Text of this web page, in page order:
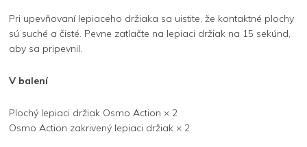
Pri upevňovaní lepiaceho držiaka sa uistite, že kontaktné plochy
sú suché a čisté. Pevne zatlačte na lepiaci držiak na 15 sekúnd,
aby sa pripevnil.
V balení
Plochý lepiaci držiak Osmo Action × 2
Osmo Action zakrivený lepiaci držiak × 2